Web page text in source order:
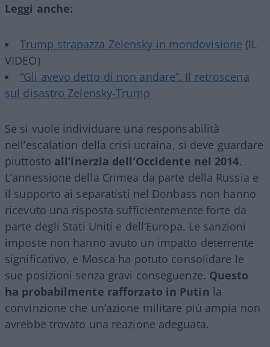
Leggi anche:
Trump strapazza Zelensky in mondovisione (IL
VIDEO)
“Gli avevo detto di non andare”. Il retroscena
sul disastro Zelensky-Trump
Se si vuole individuare una responsabilità
nell’escalation della crisi ucraina, si deve guardare
piuttosto all’inerzia dell’Occidente nel 2014.
L’annessione della Crimea da parte della Russia e
il supporto ai separatisti nel Donbass non hanno
ricevuto una risposta sufficientemente forte da
parte degli Stati Uniti e dell’Europa. Le sanzioni
imposte non hanno avuto un impatto deterrente
significativo, e Mosca ha potuto consolidare le
sue posizioni senza gravi conseguenze. Questo
ha probabilmente rafforzato in Putin la
convinzione che un’azione militare più ampia non
avrebbe trovato una reazione adeguata.